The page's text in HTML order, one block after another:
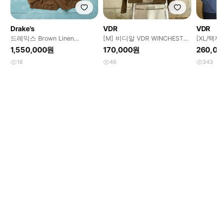
Drake's
드레익스 Brown Linen
Gabardine Games Blazer
1,550,000원
18
VDR
[M] 비디알 VDR WINCHESTER
JACKET
170,000원
46
VDR
[XL/택
자켓 빈
343